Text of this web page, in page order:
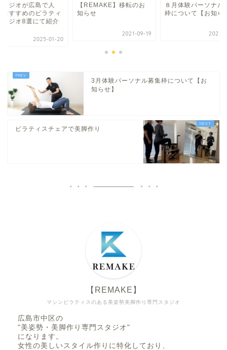
タジオが広島で人
おすすめのピラティ
タジオ8選にて紹介
2025-01-20
【REMAKE】移転のお
知らせ
2021-09-19
８月体験パーソナル
枠について【お知ら
2023-
3月体験パーソナル募集枠について【お
知らせ】
ピラティスチェアで美脚作り
マシンピラティスのある美姿勢美脚作り専門スタジオ
【REMAKE】
広島市中区の
"美姿勢・美脚作り専門スタジオ"
になります。
女性の美しいスタイル作りに特化しており、